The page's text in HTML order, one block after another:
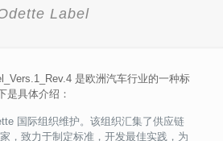
Label
是欧洲汽车行业的一种标
是具体介绍：
国际组织维护。该组织汇集了供应链
，致力于制定标准，开发最佳实践，为